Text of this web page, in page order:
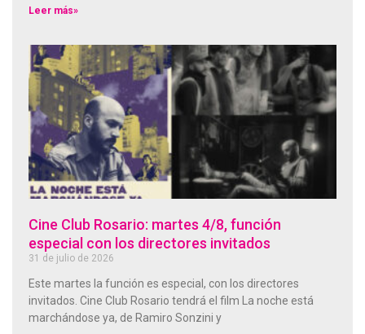
Leer más»
Cine Club Rosario: martes 4/8, función
especial con los directores invitados
31 de julio de 2026
Este martes la función es especial, con los directores
invitados. Cine Club Rosario tendrá el film La noche está
marchándose ya, de Ramiro Sonzini y